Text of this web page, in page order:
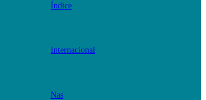
Índice
Internacional
Nas